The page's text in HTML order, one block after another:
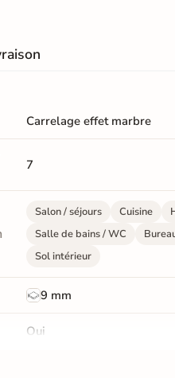
pour
rapide
Carrelage effet marbre
7
Salon / séjours Cuisine
Salle de bains / WC
Sol intérieur
9 mm
Oui